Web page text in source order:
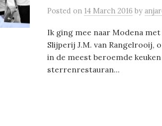
Posted on 14 March 2016 by
Ik ging mee naar Modena met
Slijperij J.M. van Rangelrooij,
in de meest beroemde
sterrenrestauran...